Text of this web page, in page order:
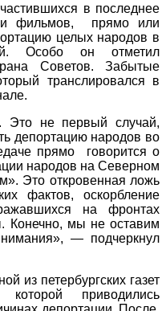
в последнее
фильмов, прямо или
целых народов в
Особо он отметил
Советов. Забытые
транслировался в
Это не первый случай,
депортацию народов во
прямо говорится о
народов на Северном
Это откровенная ложь
фактов, оскорбление
на фронтах
Конечно, мы не оставим
— подчеркнул
из петербургских газет
приводились